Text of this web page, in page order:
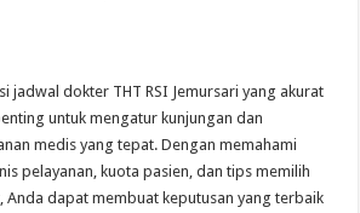
jadwal dokter THT RSI Jemursari yang akurat
untuk mengatur kunjungan dan
medis yang tepat. Dengan memahami
pelayanan, kuota pasien, dan tips memilih
Anda dapat membuat keputusan yang terbaik